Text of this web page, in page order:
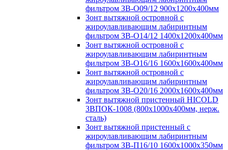
фильтром ЗВ-О09/12 900х1200х400мм
Зонт вытяжной островной с
жироулавливающим лабиринтным
фильтром ЗВ-О14/12 1400х1200х400мм
Зонт вытяжной островной с
жироулавливающим лабиринтным
фильтром ЗВ-О16/16 1600х1600х400мм
Зонт вытяжной островной с
жироулавливающим лабиринтным
фильтром ЗВ-О20/16 2000х1600х400мм
Зонт вытяжной пристенный HICOLD
ЗВПОК-1008 (800х1000х400мм, нерж.
сталь)
Зонт вытяжной пристенный с
жироулавливающим лабиринтным
фильтром ЗВ-П16/10 1600х1000х350мм